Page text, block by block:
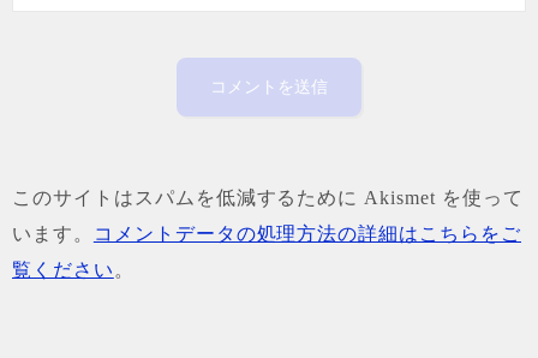
このサイトはスパムを低減するために Akismet を使って
います。
コメントデータの処理方法の詳細はこちらをご
覧ください 。